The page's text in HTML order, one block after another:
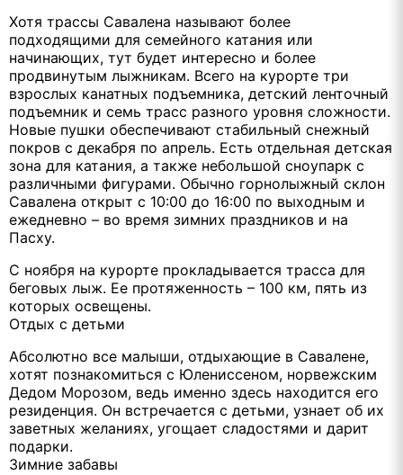
Хотя трассы Савалена называют более
подходящими для семейного катания или
начинающих, тут будет интересно и более
продвинутым лыжникам. Всего на курорте три
взрослых канатных подъемника, детский ленточный
подъемник и семь трасс разного уровня сложности.
Новые пушки обеспечивают стабильный снежный
покров с декабря по апрель. Есть отдельная детская
зона для катания, а также небольшой сноупарк с
различными фигурами. Обычно горнолыжный склон
Савалена открыт с 10:00 до 16:00 по выходным и
ежедневно – во время зимних праздников и на
Пасху.
С ноября на курорте прокладывается трасса для
беговых лыж. Ее протяженность – 100 км, пять из
которых освещены.
Отдых с детьми
Абсолютно все малыши, отдыхающие в Савалене,
хотят познакомиться с Юлениссеном, норвежским
Дедом Морозом, ведь именно здесь находится его
резиденция. Он встречается с детьми, узнает об их
заветных желаниях, угощает сладостями и дарит
подарки.
Зимние забавы